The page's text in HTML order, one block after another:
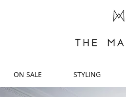
ON SALE STYLING